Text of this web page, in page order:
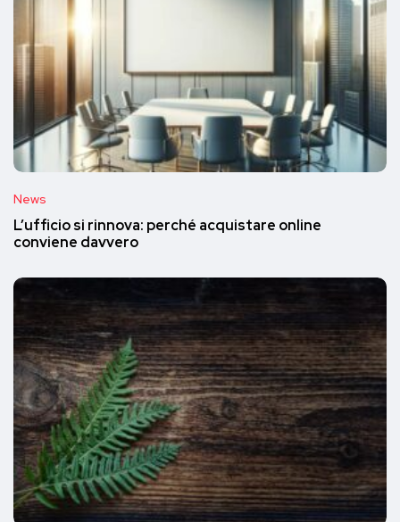
News
L’ufficio si rinnova: perché acquistare online
conviene davvero